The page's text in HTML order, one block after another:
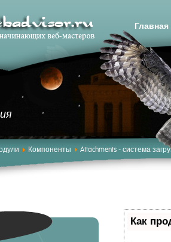
Главная
Компоненты Attachments - система
Как